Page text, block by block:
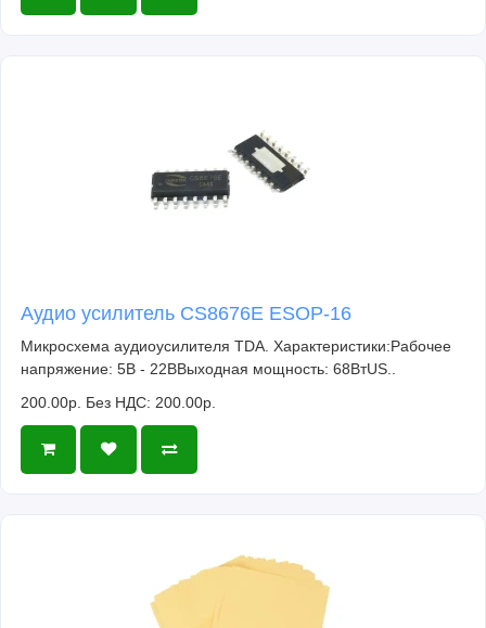
Аудио усилитель CS8676E ESOP-16
Микросхема аудиоусилителя TDA. Характеристики:Рабочее
напряжение: 5В - 22ВВыходная мощность: 68ВтUS..
200.00р. Без НДС: 200.00р.